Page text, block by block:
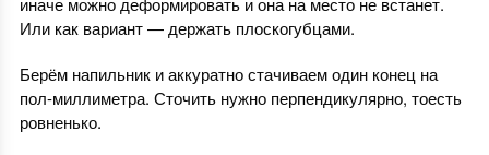
Или как вариант — держать плоскогубцами.
Берём напильник и аккуратно стачиваем один конец на
пол-миллиметра. Сточить нужно перпендикулярно, тоесть
ровненько.